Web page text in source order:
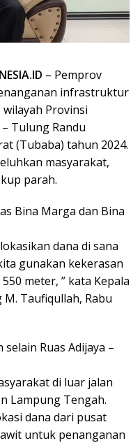
– Pemprov
infrastruktur
Provinsi
Tulung Randu
(Tubaba) tahun 2024.
masyarakat,
parah.
Bina Marga dan Bina
dana di sana
gunakan kekerasan
meter, ” kata Kepala
Taufiqullah, Rabu
Ruas Adijaya –
di luar jalan
Lampung Tengah.
dana dari pusat
untuk penanganan